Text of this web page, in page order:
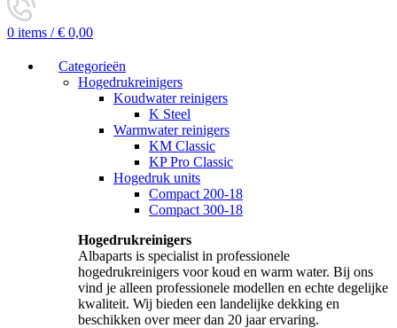
0 items / € 0,00
Categorieën
Hogedrukreinigers
Koudwater reinigers
K Steel
Warmwater reinigers
KM Classic
KP Pro Classic
Hogedruk units
Compact 200-18
Compact 300-18
Hogedrukreinigers
Albaparts is specialist in professionele
hogedrukreinigers voor koud en warm water. Bij ons
vind je alleen professionele modellen en echte degelijke
kwaliteit. Wij bieden een landelijke dekking en
beschikken over meer dan 20 jaar ervaring.